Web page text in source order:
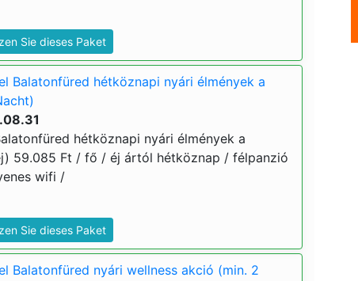
Sie dieses Paket
Balatonfüred hétköznapi nyári élmények a
hétköznapi nyári élmények a
59.085 Ft / fő / éj ártól hétköznap / félpanzió
wifi /
Sie dieses Paket
Balatonfüred nyári wellness akció (min. 2